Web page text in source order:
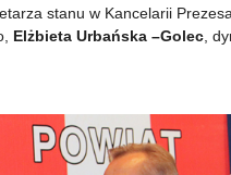
stanu w Kancelarii
Elżbieta Urbańska –Golec ,